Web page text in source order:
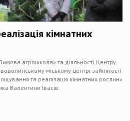
кімнатних
агрошкола» та діяльності Центру
міському центрі зайнятості
та реалізація кімнатних рослин»
Валентини Івасів.